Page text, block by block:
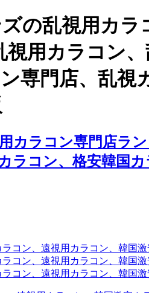
の乱視用カ
用カラコン
専門店、乱
カラコン専門店ラ
ラコン、格安韓国
コン、遠視用カラコン、韓国
コン、遠視用カラコン、韓国
コン、遠視用カラコン、韓国